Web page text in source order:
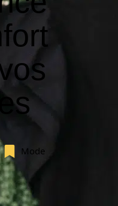
Mode